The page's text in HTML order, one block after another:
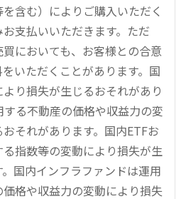
含む）によりご購入いただく
支払いいただきます。ただ
においても、お客様との合意
いただくことがあります。国
り損失が生じるおそれがあり
する不動産の価格や収益力の変
それがあります。国内ETFお
指数等の変動により損失が生
国内インフラファンドは運用
格や収益力の変動により損失